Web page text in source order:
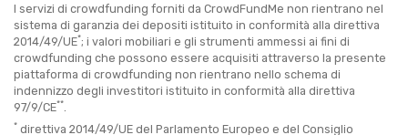
I servizi di crowdfunding forniti da CrowdFundMe non rientrano nel
sistema di garanzia dei depositi istituito in conformità alla direttiva
2014/49/UE*; i valori mobiliari e gli strumenti ammessi ai fini di
crowdfunding che possono essere acquisiti attraverso la presente
piattaforma di crowdfunding non rientrano nello schema di
indennizzo degli investitori istituito in conformità alla direttiva
97/9/CE**
* direttiva 2014/49/UE del Parlamento Europeo e del Consiglio